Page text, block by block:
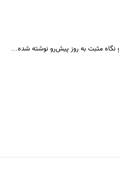
نگاه مثبت به روز پیش‌رو نوشته شده…